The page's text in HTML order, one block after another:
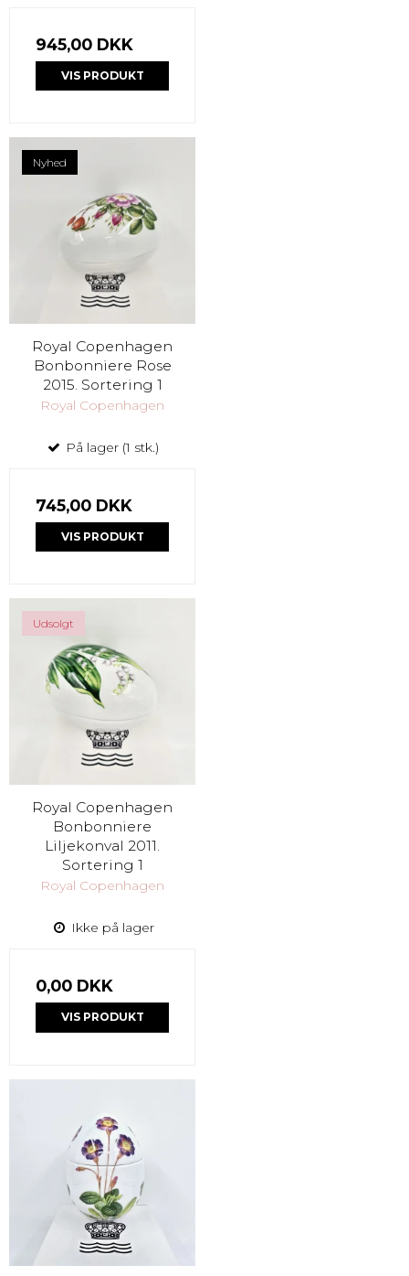
945,00 DKK
VIS PRODUKT
Nyhed
Royal Copenhagen
Bonbonniere Rose
2015. Sortering 1
Royal Copenhagen
På lager (1 stk.)
745,00 DKK
VIS PRODUKT
Udsolgt
Royal Copenhagen
Bonbonniere
Liljekonval 2011.
Sortering 1
Royal Copenhagen
Ikke på lager
0,00 DKK
VIS PRODUKT